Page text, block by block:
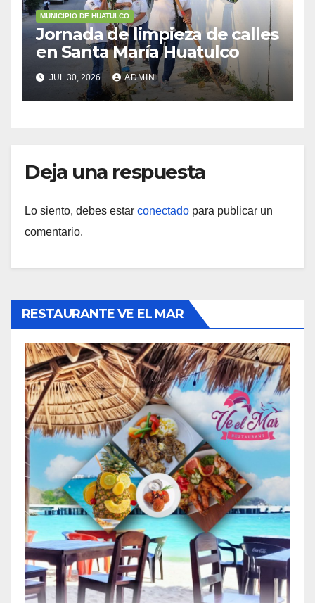
MUNICIPIO DE HUATULCO
Jornada de limpieza de calles
en Santa María Huatulco
JUL 30, 2026 ADMIN
Deja una respuesta
Lo siento, debes estar conectado para publicar un
comentario.
RESTAURANTE VE EL MAR